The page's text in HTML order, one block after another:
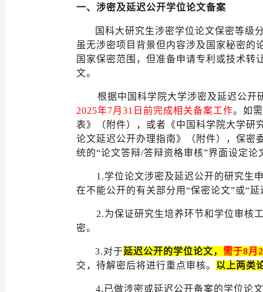
一、涉密及延迟公开学位论文备案
国科大研究生涉密学位论文保密等级
虽无涉密项目背景但内容涉及国家秘密的
国家保密范围，但准备申请专利或技术转
文。
根据中国科学院大学涉密及延迟公开
2025年7月 31 日前完成相关备案工作。如
表》（附件），或者《中国科学院大学研
论文延迟公开办理指南》（附件），保密
统的“论文答辩/答辩资格审核”界面设定
1.学位论文涉密及延迟公开的研究生
在不能公开的有关部分用“保密论文”或“
2.为保证研究生培养环节和学位审核
密。
3.对于延迟公开的学位论文， 需于8月
交，待解密后将进行重点审核。 以上两类
4.已做涉密或延迟公开备案的学位